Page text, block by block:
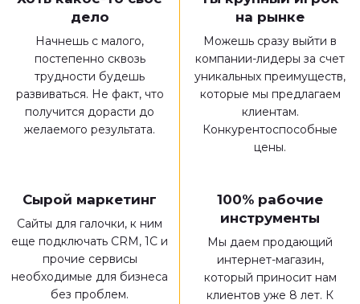
дело
Начнешь с малого,
постепенно сквозь
трудности будешь
развиваться. Не факт, что
получится дорасти до
желаемого результата.
на рынке
Можешь сразу выйти в
компании-лидеры за счет
уникальных преимуществ,
которые мы предлагаем
клиентам.
Конкурентоспособные
цены.
Сырой маркетинг
Сайты для галочки, к ним
еще подключать CRM, 1C и
прочие сервисы
необходимые для бизнеса
без проблем.
100% рабочие
инструменты
Мы даем продающий
интернет-магазин,
который приносит нам
клиентов уже 8 лет. К